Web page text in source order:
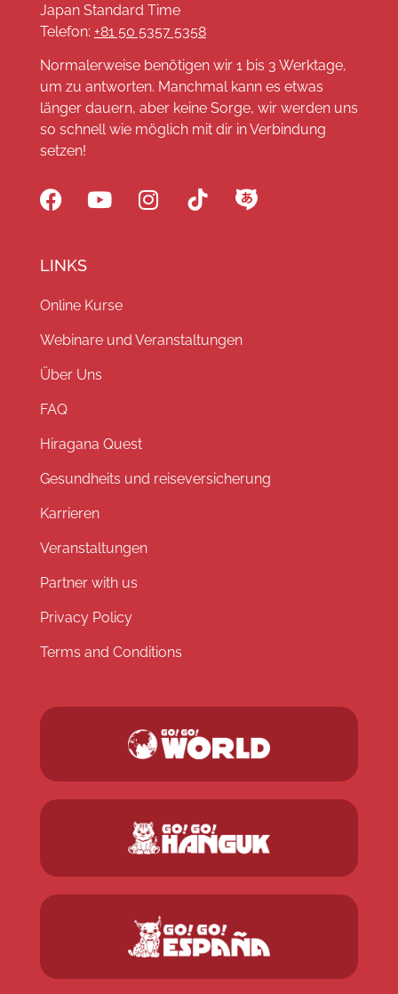
Japan Standard Time
Telefon: +81 50 5357 5358
Normalerweise benötigen wir 1 bis 3 Werktage,
um zu antworten. Manchmal kann es etwas
länger dauern, aber keine Sorge, wir werden uns
so schnell wie möglich mit dir in Verbindung
setzen!
LINKS
Online Kurse
Webinare und Veranstaltungen
Über Uns
FAQ
Hiragana Quest
Gesundheits und reiseversicherung
Karrieren
Veranstaltungen
Partner with us
Privacy Policy
Terms and Conditions